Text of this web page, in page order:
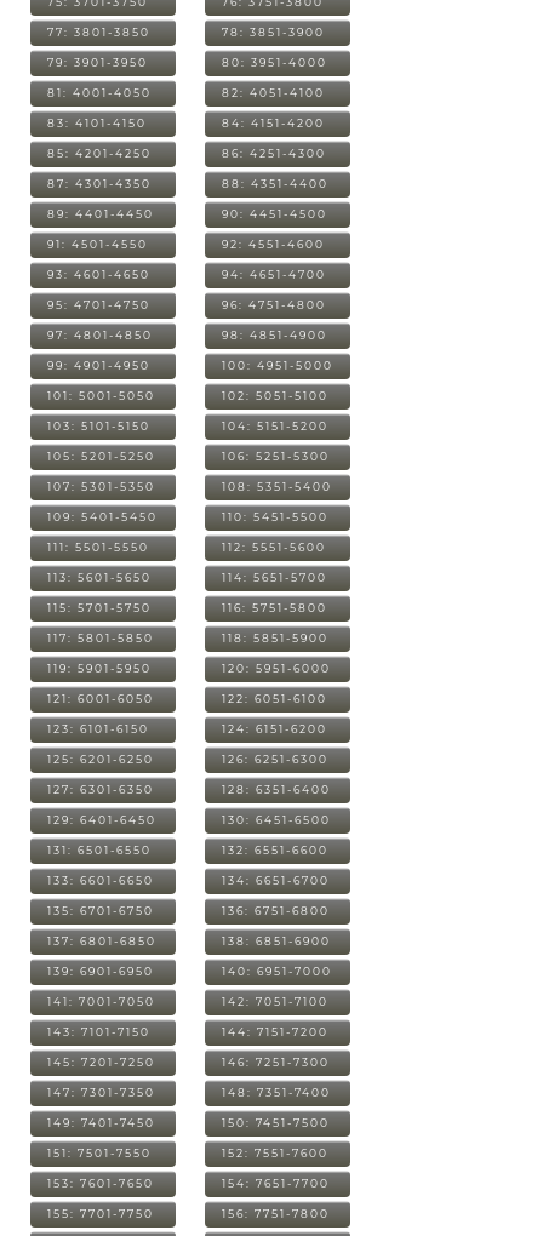
77: 3801-3850 78: 3851-3900
79: 3901-3950 80: 3951-4000
81: 4001-4050 82: 4051-4100
83: 4101-4150 84: 4151-4200
85: 4201-4250 86: 4251-4300
87: 4301-4350 88: 4351-4400
89: 4401-4450 90: 4451-4500
91: 4501-4550 92: 4551-4600
93: 4601-4650 94: 4651-4700
95: 4701-4750 96: 4751-4800
97: 4801-4850 98: 4851-4900
99: 4901-4950 100: 4951-5000
101: 5001-5050 102: 5051-5100
103: 5101-5150 104: 5151-5200
105: 5201-5250 106: 5251-5300
107: 5301-5350 108: 5351-5400
109: 5401-5450 110: 5451-5500
111: 5501-5550 112: 5551-5600
113: 5601-5650 114: 5651-5700
115: 5701-5750 116: 5751-5800
117: 5801-5850 118: 5851-5900
119: 5901-5950 120: 5951-6000
121: 6001-6050 122: 6051-6100
123: 6101-6150 124: 6151-6200
125: 6201-6250 126: 6251-6300
127: 6301-6350 128: 6351-6400
129: 6401-6450 130: 6451-6500
131: 6501-6550 132: 6551-6600
133: 6601-6650 134: 6651-6700
135: 6701-6750 136: 6751-6800
137: 6801-6850 138: 6851-6900
139: 6901-6950 140: 6951-7000
141: 7001-7050 142: 7051-7100
143: 7101-7150 144: 7151-7200
145: 7201-7250 146: 7251-7300
147: 7301-7350 148: 7351-7400
149: 7401-7450 150: 7451-7500
151: 7501-7550 152: 7551-7600
153: 7601-7650 154: 7651-7700
155: 7701-7750 156: 7751-7800